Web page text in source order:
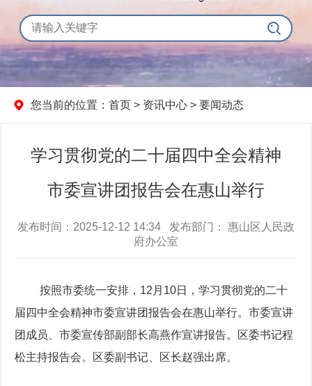
您当前的位置： 首页 > 资讯中心 > 要闻动态
学习贯彻党的二十届四中全会精神
市委宣讲团报告会在惠山举行
发布时间：2025-12-12 14:34 发布部门： 惠山区人民政
府办公室
按照市委统一安排，12月10日，学习贯彻党的二十
届四中全会精神市委宣讲团报告会在惠山举行。市委宣讲
团成员、市委宣传部副部长高燕作宣讲报告。区委书记程
松主持报告会。区委副书记、区长赵强出席。